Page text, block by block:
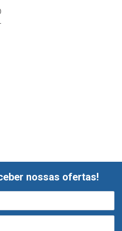
nossas ofertas!